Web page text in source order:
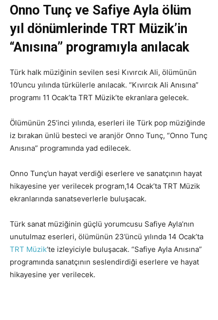
Onno Tunç ve Safiye Ayla ölüm
yıl dönümlerinde TRT Müzik’in
“Anısına” programıyla anılacak
Türk halk müziğinin sevilen sesi Kıvırcık Ali, ölümünün
10’uncu yılında türkülerle anılacak. “Kıvırcık Ali Anısına”
programı 11 Ocak’ta TRT Müzik’te ekranlara gelecek.
Ölümünün 25’inci yılında, eserleri ile Türk pop müziğinde
iz bırakan ünlü besteci ve aranjör Onno Tunç, “Onno Tunç
Anısına” programında yad edilecek.
Onno Tunç’un hayat verdiği eserlere ve sanatçının hayat
hikayesine yer verilecek program,14 Ocak’ta TRT Müzik
ekranlarında sanatseverlerle buluşacak.
Türk sanat müziğinin güçlü yorumcusu Safiye Ayla’nın
unutulmaz eserleri, ölümünün 23’üncü yılında 14 Ocak’ta
TRT Müzik‘te izleyiciyle buluşacak. “Safiye Ayla Anısına”
programında sanatçının seslendirdiği eserlere ve hayat
hikayesine yer verilecek.